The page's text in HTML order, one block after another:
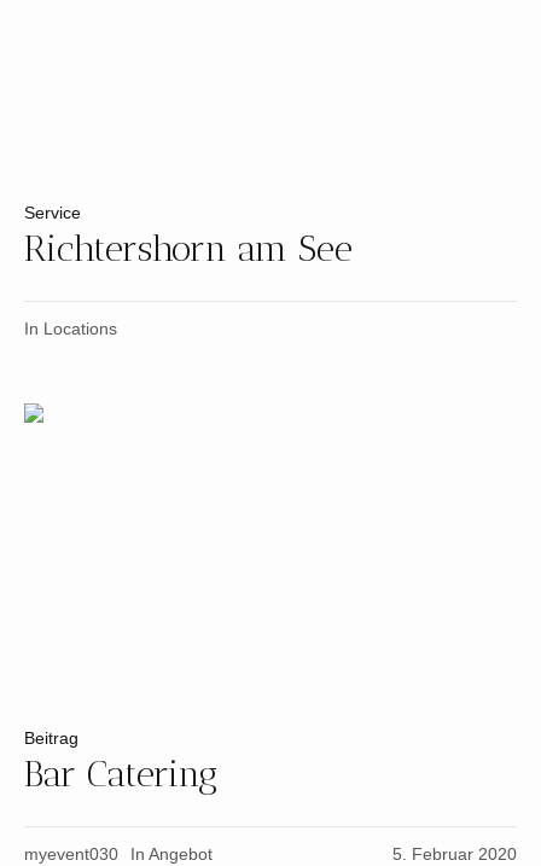
Service
Richtershorn am See
In Locations
Beitrag
Bar Catering
5. Februar 2020
myevent030 In Angebot